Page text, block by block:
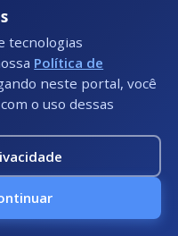
de
Documento:
de
Documento:
de
Documento:
tecnologias
Política de
neste portal, você
o uso dessas